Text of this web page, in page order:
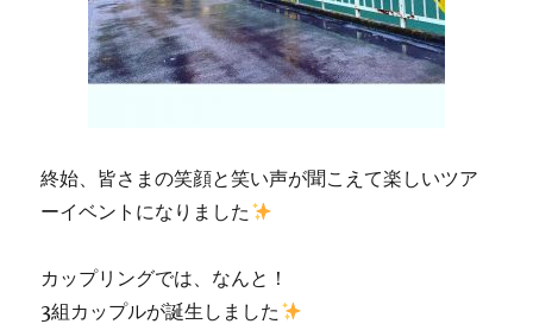
終始、皆さまの笑顔と笑い声が聞こえて楽しいツア
ーイベントになりました
カップリングでは、なんと！
3組カップルが誕生しました